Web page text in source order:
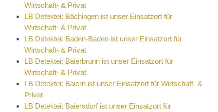
Wirtschaft- & Privat
LB Detektei: Bächingen ist unser Einsatzort für
Wirtschaft- & Privat
LB Detektei: Baden-Baden ist unser Einsatzort für
Wirtschaft- & Privat
LB Detektei: Baierbrunn ist unser Einsatzort für
Wirtschaft- & Privat
LB Detektei: Baiern ist unser Einsatzort für Wirtschaft- &
Privat
LB Detektei: Baiersdorf ist unser Einsatzort für